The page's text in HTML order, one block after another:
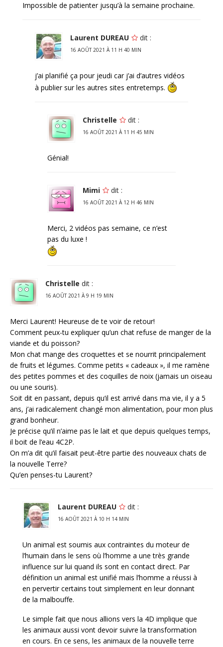
Impossible de patienter jusqu’à la semaine prochaine.
Laurent DUREAU dit :
16 AOÛT 2021 À 11 H 40 MIN
j’ai planifié ça pour jeudi car j’ai d’autres vidéos
à publier sur les autres sites entretemps.
Christelle dit :
16 AOÛT 2021 À 11 H 45 MIN
Génial!
Mimi dit :
16 AOÛT 2021 À 12 H 46 MIN
Merci, 2 vidéos pas semaine, ce n’est
pas du luxe !
Christelle dit :
16 AOÛT 2021 À 9 H 19 MIN
Merci Laurent! Heureuse de te voir de retour!
Comment peux-tu expliquer qu’un chat refuse de manger de la
viande et du poisson?
Mon chat mange des croquettes et se nourrit principalement
de fruits et légumes. Comme petits « cadeaux », il me ramène
des petites pommes et des coquilles de noix (jamais un oiseau
ou une souris).
Soit dit en passant, depuis qu’il est arrivé dans ma vie, il y a 5
ans, j’ai radicalement changé mon alimentation, pour mon plus
grand bonheur.
Je précise qu’il n’aime pas le lait et que depuis quelques temps,
il boit de l’eau 4C2P.
On m’a dit qu’il faisait peut-être partie des nouveaux chats de
la nouvelle Terre?
Qu’en penses-tu Laurent?
Laurent DUREAU dit :
16 AOÛT 2021 À 10 H 14 MIN
Un animal est soumis aux contraintes du moteur de
l’humain dans le sens où l’homme a une très grande
influence sur lui quand ils sont en contact direct. Par
définition un animal est unifié mais l’homme a réussi à
en pervertir certains tout simplement en leur donnant
de la malbouffe.
Le simple fait que nous allions vers la 4D implique que
les animaux aussi vont devoir suivre la transformation
en cours. En ce sens, les animaux de la nouvelle terre